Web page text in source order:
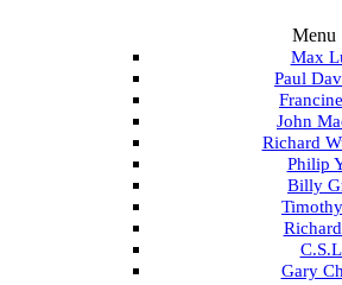
Menu
Max
Paul
John
Richard
Philip
Billy
Gary